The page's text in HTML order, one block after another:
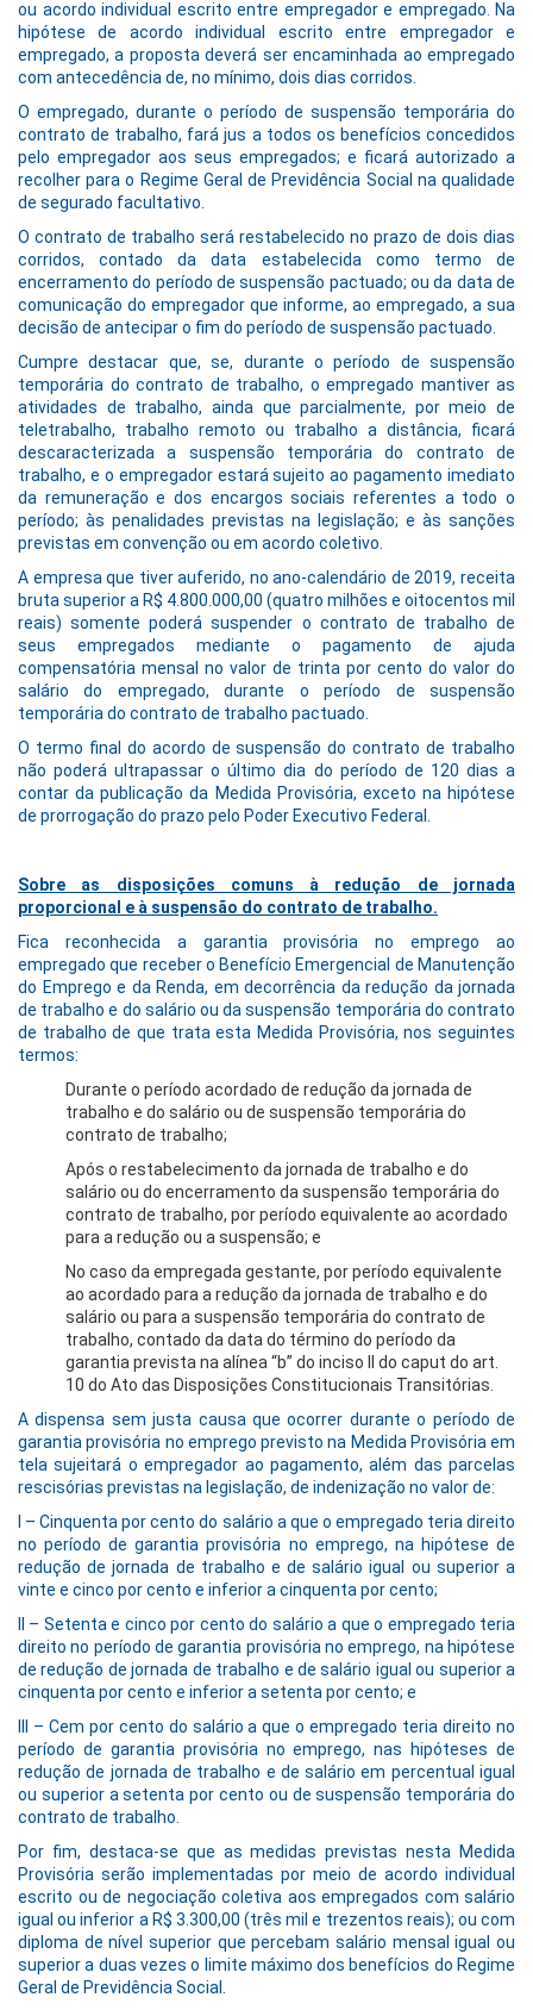
ou acordo individual escrito entre empregador e empregado. Na
hipótese de acordo individual escrito entre empregador e
empregado, a proposta deverá ser encaminhada ao empregado
com antecedência de, no mínimo, dois dias corridos.
O empregado, durante o período de suspensão temporária do
contrato de trabalho, fará jus a todos os benefícios concedidos
pelo empregador aos seus empregados; e ficará autorizado a
recolher para o Regime Geral de Previdência Social na qualidade
de segurado facultativo.
O contrato de trabalho será restabelecido no prazo de dois dias
corridos, contado da data estabelecida como termo de
encerramento do período de suspensão pactuado; ou da data de
comunicação do empregador que informe, ao empregado, a sua
decisão de antecipar o fim do período de suspensão pactuado.
Cumpre destacar que, se, durante o período de suspensão
temporária do contrato de trabalho, o empregado mantiver as
atividades de trabalho, ainda que parcialmente, por meio de
teletrabalho, trabalho remoto ou trabalho a distância, ficará
descaracterizada a suspensão temporária do contrato de
trabalho, e o empregador estará sujeito ao pagamento imediato
da remuneração e dos encargos sociais referentes a todo o
período; às penalidades previstas na legislação; e às sanções
previstas em convenção ou em acordo coletivo.
A empresa que tiver auferido, no ano-calendário de 2019, receita
bruta superior a R$ 4.800.000,00 (quatro milhões e oitocentos mil
reais) somente poderá suspender o contrato de trabalho de
seus empregados mediante o pagamento de ajuda
compensatória mensal no valor de trinta por cento do valor do
salário do empregado, durante o período de suspensão
temporária do contrato de trabalho pactuado.
O termo final do acordo de suspensão do contrato de trabalho
não poderá ultrapassar o último dia do período de 120 dias a
contar da publicação da Medida Provisória, exceto na hipótese
de prorrogação do prazo pelo Poder Executivo Federal.
Sobre as disposições comuns à redução de jornada
proporcional e à suspensão do contrato de trabalho.
Fica reconhecida a garantia provisória no emprego ao
empregado que receber o Benefício Emergencial de Manutenção
do Emprego e da Renda, em decorrência da redução da jornada
de trabalho e do salário ou da suspensão temporária do contrato
de trabalho de que trata esta Medida Provisória, nos seguintes
termos:
Durante o período acordado de redução da jornada de
trabalho e do salário ou de suspensão temporária do
contrato de trabalho;
Após o restabelecimento da jornada de trabalho e do
salário ou do encerramento da suspensão temporária do
contrato de trabalho, por período equivalente ao acordado
para a redução ou a suspensão; e
No caso da empregada gestante, por período equivalente
ao acordado para a redução da jornada de trabalho e do
salário ou para a suspensão temporária do contrato de
trabalho, contado da data do término do período da
garantia prevista na alínea “b” do inciso II do caput do art.
10 do Ato das Disposições Constitucionais Transitórias.
A dispensa sem justa causa que ocorrer durante o período de
garantia provisória no emprego previsto na Medida Provisória em
tela sujeitará o empregador ao pagamento, além das parcelas
rescisórias previstas na legislação, de indenização no valor de:
I – Cinquenta por cento do salário a que o empregado teria direito
no período de garantia provisória no emprego, na hipótese de
redução de jornada de trabalho e de salário igual ou superior a
vinte e cinco por cento e inferior a cinquenta por cento;
II – Setenta e cinco por cento do salário a que o empregado teria
direito no período de garantia provisória no emprego, na hipótese
de redução de jornada de trabalho e de salário igual ou superior a
cinquenta por cento e inferior a setenta por cento; e
III – Cem por cento do salário a que o empregado teria direito no
período de garantia provisória no emprego, nas hipóteses de
redução de jornada de trabalho e de salário em percentual igual
ou superior a setenta por cento ou de suspensão temporária do
contrato de trabalho.
Por fim, destaca-se que as medidas previstas nesta Medida
Provisória serão implementadas por meio de acordo individual
escrito ou de negociação coletiva aos empregados com salário
igual ou inferior a R$ 3.300,00 (três mil e trezentos reais); ou com
diploma de nível superior que percebam salário mensal igual ou
superior a duas vezes o limite máximo dos benefícios do Regime
Geral de Previdência Social.